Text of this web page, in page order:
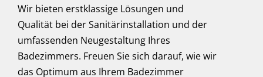
Wir bieten erstklassige Lösungen und
Qualität bei der Sanitärinstallation und der
umfassenden Neugestaltung Ihres
Badezimmers. Freuen Sie sich darauf, wie wir
das Optimum aus Ihrem Badezimmer